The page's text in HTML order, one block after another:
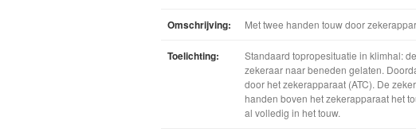
Omschrijving: Met twee handen touw door
Toelichting:
Standaard topropesituatie in klimhal:
zekeraar naar beneden gelaten.
door het zekerapparaat (ATC). De
handen boven het zekerapparaat het
al volledig in het touw.